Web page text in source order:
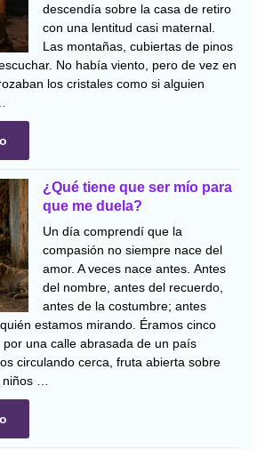
descendía sobre la casa de retiro
con una lentitud casi maternal.
Las montañas, cubiertas de pinos
No había viento, pero de vez en
los cristales como si alguien
¿Qué tiene que ser mío para
que me duela?
Un día comprendí que la
compasión no siempre nace del
amor. A veces nace antes. Antes
del nombre, antes del recuerdo,
antes de la costumbre; antes
estamos mirando. Éramos cinco
una calle abrasada de un país
circulando cerca, fruta abierta sobre
niños …